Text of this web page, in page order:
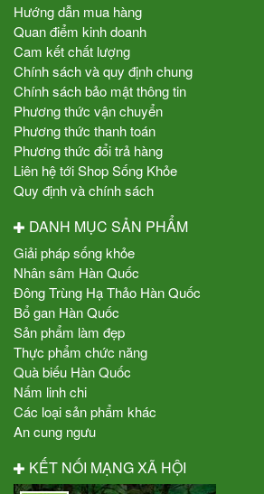
Hướng dẫn mua hàng
Quan điểm kinh doanh
Cam kết chất lượng
Chính sách và quy định chung
Chính sách bảo mật thông tin
Phương thức vận chuyển
Phương thức thanh toán
Phương thức đổi trả hàng
Liên hệ tới Shop Sống Khỏe
Quy định và chính sách
DANH MỤC SẢN PHẨM
Giải pháp sống khỏe
Nhân sâm Hàn Quốc
Đông Trùng Hạ Thảo Hàn Quốc
Bổ gan Hàn Quốc
Sản phẩm làm đẹp
Thực phẩm chức năng
Quà biếu Hàn Quốc
Nấm linh chi
Các loại sản phẩm khác
An cung ngưu
KẾT NỐI MẠNG XÃ HỘI